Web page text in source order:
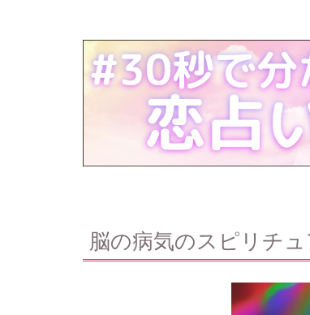
脳の病気のスピリチ